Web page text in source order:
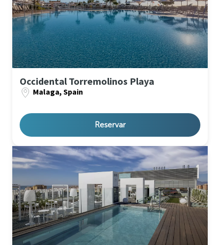
Occidental Torremolinos Playa
Malaga, Spain
Reservar